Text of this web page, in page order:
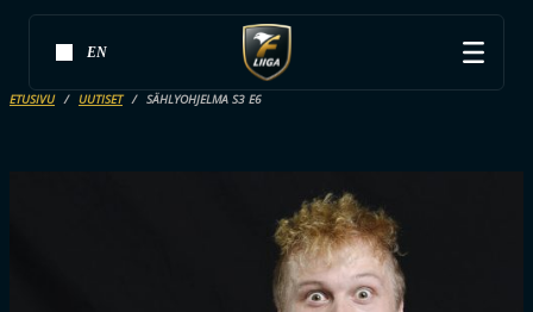
EN
ETUSIVU UUTISET SÄHLYOHJELMA S3 E6